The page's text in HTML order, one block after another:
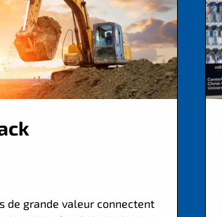
de grande valeur connectent